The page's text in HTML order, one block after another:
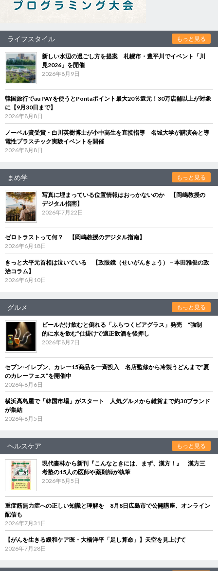
ライフスタイル もっと見る
新しい水辺の過ごし方を提案 札幌市・豊平川でイベント「川
見2026」を開催
2026年8月9日
韓国旅行でau PAYを使うとPontaポイント最大20％還元！30万店舗以上が対象
に【9月30日まで】
2026年8月8日
ノーベル賞受賞・白川英樹博士が小中高生を直接指導 名城大学が講演会と導
電性プラスチック実験イベントを開催
2026年8月8日
まめ学 もっと見る
写真に埋まっている位置情報はおっかないのか 【岡嶋教授の
デジタル指南】
2026年7月22日
ゼロトラストって何？ 【岡嶋教授のデジタル指南】
2026年6月18日
きっと大平元首相は泣いている 【政眼鏡（せいがんきょう）－本田雅俊の政
治コラム】
2026年6月10日
グルメ もっと見る
ビールだけ飲むと倒れる「ふらつくビアグラス」発売 “強制
的に水を飲む”仕掛けで適正飲酒を後押し
2026年8月7日
セブン‐イレブン、カレー15商品を一斉投入 名店監修から冷製うどんまで“夏
のカレーフェス”を開催中
2026年8月6日
横浜高島屋で「韓国市場」がスタート 人気グルメから雑貨まで約30ブランド
が集結
2026年8月5日
ヘルスケア もっと見る
現代書林から新刊『こんなときには、まず、漢方！』 漢方三
考塾の15人の医師や薬剤師が執筆
2026年8月5日
重症筋無力症への正しい知識と理解を 8月8日広島市で公開講座、オンライン
配信も
2026年7月31日
【がんを生きる緩和ケア医・大橋洋平「足し算命」】天空を見上げて
2026年7月28日